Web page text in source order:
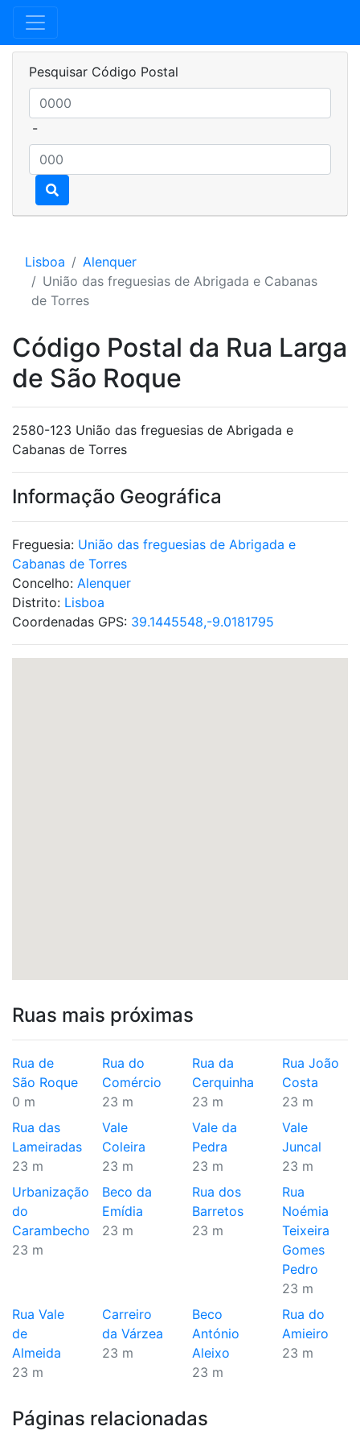
Pesquisar Código Postal
-
Lisboa
Alenquer
União das freguesias de Abrigada e Cabanas
de Torres
Código Postal da Rua Larga
de São Roque
2580-123 União das freguesias de Abrigada e
Cabanas de Torres
Informação Geográfica
Freguesia: União das freguesias de Abrigada e
Cabanas de Torres
Concelho: Alenquer
Distrito: Lisboa
Coordenadas GPS: 39.1445548,-9.0181795
Ruas mais próximas
Rua de
São Roque
0 m
Rua do
Comércio
23 m
Rua da
Cerquinha
23 m
Rua João
Costa
23 m
Rua das
Lameiradas
23 m
Vale
Coleira
23 m
Vale da
Pedra
23 m
Vale
Juncal
23 m
Urbanização
do
Carambecho
23 m
Beco da
Emídia
23 m
Rua dos
Barretos
23 m
Rua
Noémia
Teixeira
Gomes
Pedro
23 m
Rua Vale
de
Almeida
23 m
Carreiro
da Várzea
23 m
Beco
António
Aleixo
23 m
Rua do
Amieiro
23 m
Páginas relacionadas